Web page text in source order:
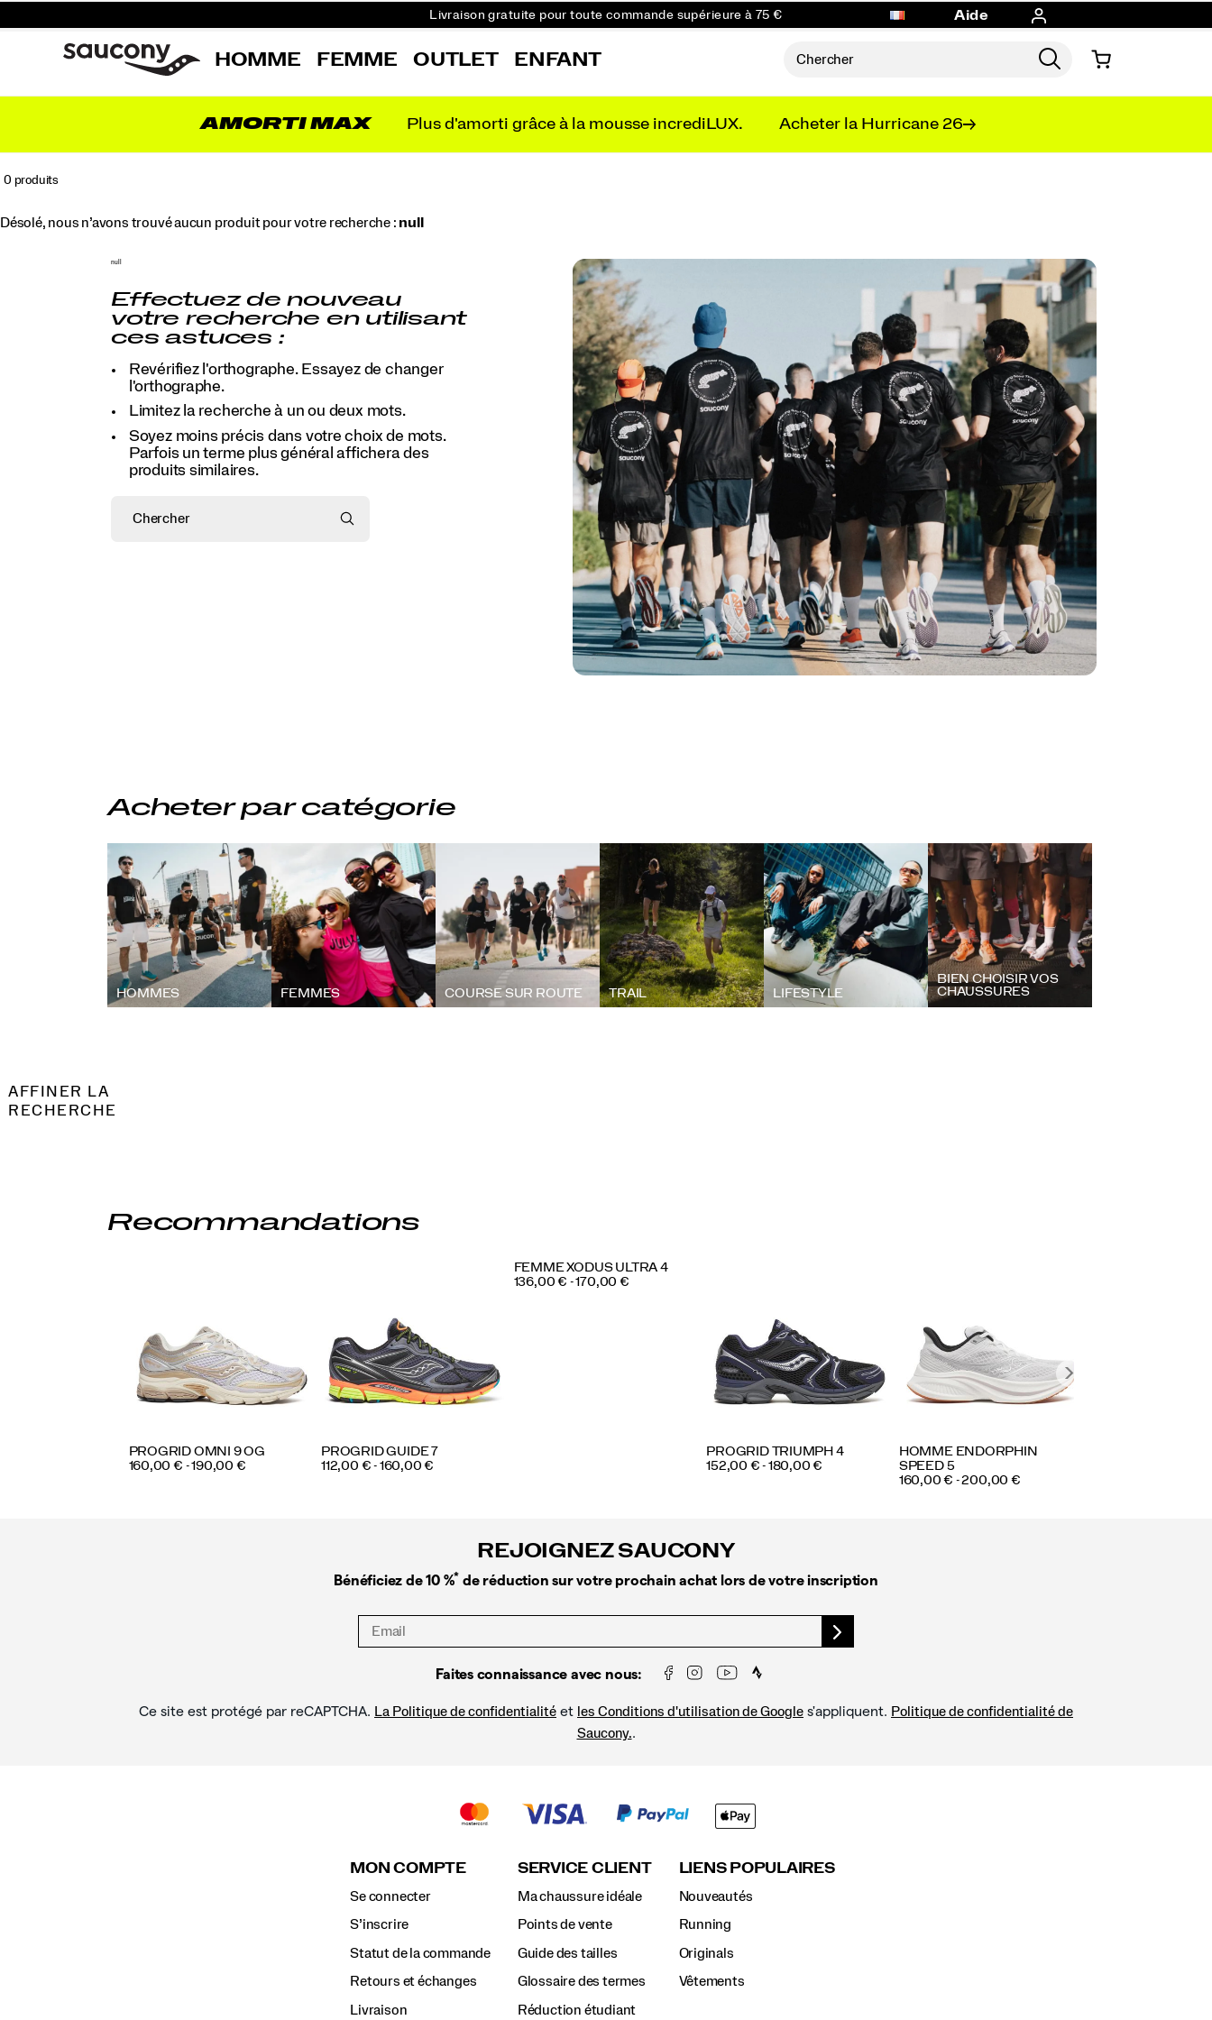
Livraison gratuite pour toute commande supérieure à 75 €
Réduction pour les étudiants -10%
Aide
HOMME FEMME OUTLET ENFANT
AMORTI MAX Plus d'amorti grâce à la mousse incrediLUX. Acheter la Hurricane 26
0 produits
Désolé, nous n’avons trouvé aucun produit pour votre recherche : null
null
Effectuez de nouveau
votre recherche en utilisant
ces astuces :
Revérifiez l'orthographe. Essayez de changer
l'orthographe.
Limitez la recherche à un ou deux mots.
Soyez moins précis dans votre choix de mots.
Parfois un terme plus général affichera des
produits similaires.
Acheter par catégorie
HOMMES FEMMES COURSE SUR ROUTE TRAIL LIFESTYLE
BIEN CHOISIR VOS
CHAUSSURES
AFFINER LA
RECHERCHE
Recommandations
PROGRID OMNI 9 OG
PRICE
160,00 € - 190,00 €
PROGRID GUIDE 7
PRICE
112,00 € - 160,00 €
FEMME XODUS ULTRA 4
PRICE
136,00 € - 170,00 €
PROGRID TRIUMPH 4
PRICE
152,00 € - 180,00 €
HOMME ENDORPHIN
SPEED 5
PRICE
160,00 € - 200,00 €
REJOIGNEZ SAUCONY
Bénéficiez de 10 %* de réduction sur votre prochain achat lors de votre inscription
Faites connaissance avec nous:
Ce site est protégé par reCAPTCHA. La Politique de confidentialité et les Conditions d'utilisation de Google s'appliquent. Politique de confidentialité de
Saucony..
MON COMPTE
Se connecter
S’inscrire
Statut de la commande
Retours et échanges
Livraison
SERVICE CLIENT
Ma chaussure idéale
Points de vente
Guide des tailles
Glossaire des termes
Réduction étudiant
LIENS POPULAIRES
Nouveautés
Running
Originals
Vêtements